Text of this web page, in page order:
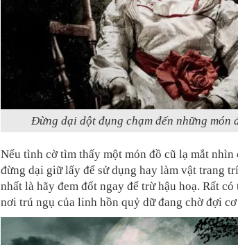
Đừng dại dột đụng chạm đến những món
Nếu tình cờ tìm thấy một món đồ cũ lạ mắt nhìn
đừng dại giữ lấy để sử dụng hay làm vật trang
nhất là hãy đem đốt ngay để trừ hậu hoạ. Rất
nơi trú ngụ của linh hồn quỷ dữ đang chờ đợi